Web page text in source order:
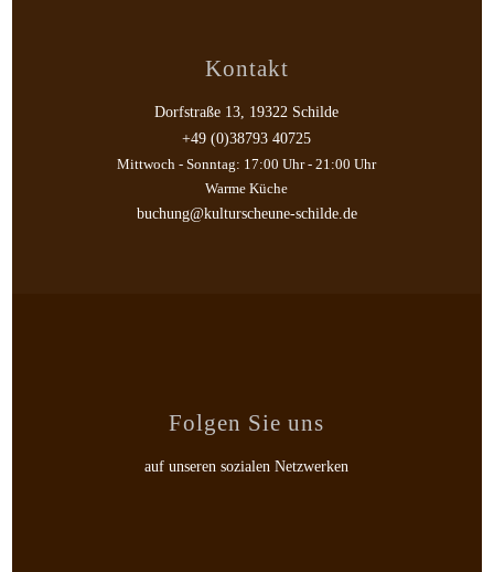
Kontakt
Dorfstraße 13, 19322 Schilde
+49 (0)38793 40725
Mittwoch - Sonntag: 17:00 Uhr - 21:00 Uhr
Warme Küche
buchung@kulturscheune-schilde.de
Folgen Sie uns
auf unseren sozialen Netzwerken